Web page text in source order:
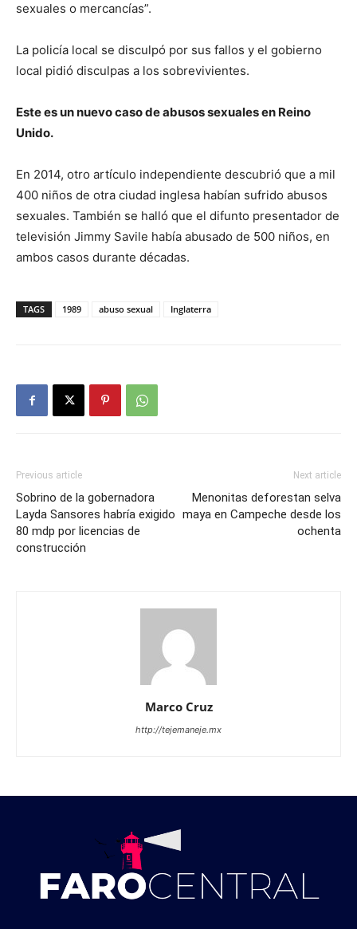
sexuales o mercancías”.
La policía local se disculpó por sus fallos y el gobierno
local pidió disculpas a los sobrevivientes.
Este es un nuevo caso de abusos sexuales en Reino
Unido.
En 2014, otro artículo independiente descubrió que a mil
400 niños de otra ciudad inglesa habían sufrido abusos
sexuales. También se halló que el difunto presentador de
televisión Jimmy Savile había abusado de 500 niños, en
ambos casos durante décadas.
TAGS 1989 abuso sexual Inglaterra
Previous article
Sobrino de la gobernadora
Layda Sansores habría exigido
80 mdp por licencias de
construcción
Next article
Menonitas deforestan selva
maya en Campeche desde los
ochenta
Marco Cruz
http://tejemaneje.mx